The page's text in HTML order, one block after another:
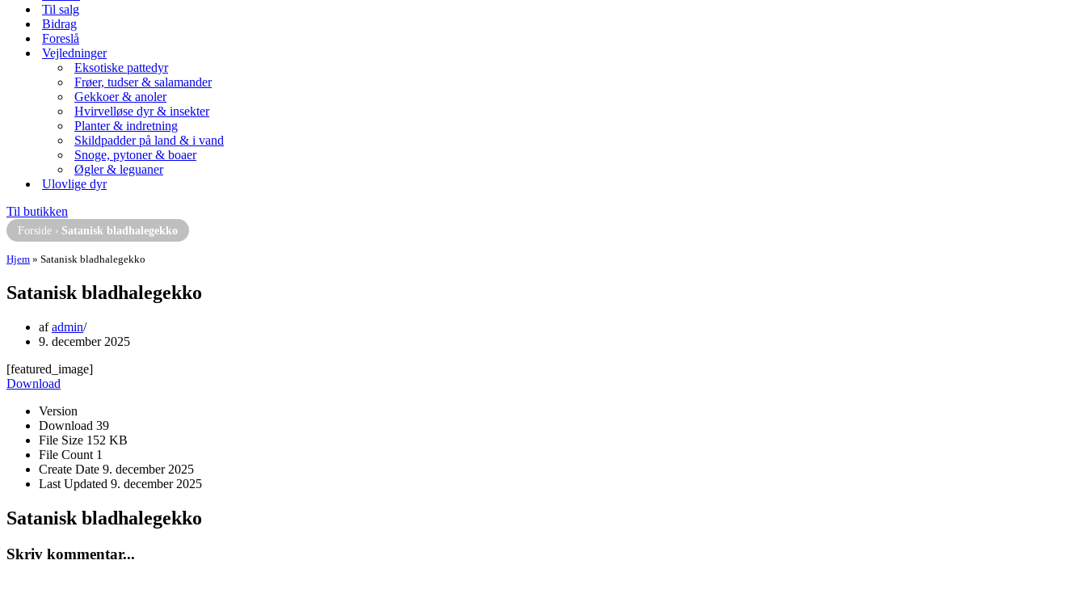
Til salg
Bidrag
Foreslå
Vejledninger
Eksotiske pattedyr
Frøer, tudser & salamander
Gekkoer & anoler
Hvirvelløse dyr & insekter
Planter & indretning
Skildpadder på land & i vand
Snoge, pytoner & boaer
Øgler & leguaner
Ulovlige dyr
Til butikken
Forside › Satanisk bladhalegekko
Hjem » Satanisk bladhalegekko
Satanisk bladhalegekko
afadmin
9. december 2025
[featured_image]
Download
Version
Download 39
File Size 152 KB
File Count 1
Create Date 9. december 2025
Last Updated 9. december 2025
Satanisk bladhalegekko
Skriv kommentar...